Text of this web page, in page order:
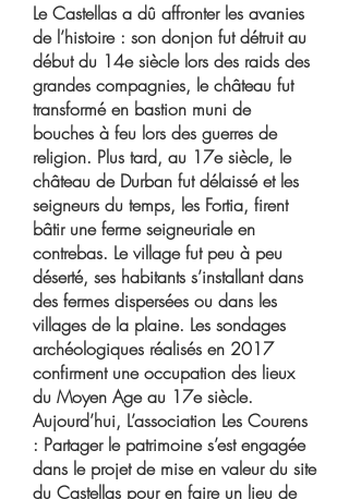
Le Castellas a dû affronter les avanies
de l’histoire : son donjon fut détruit au
début du 14e siècle lors des raids des
grandes compagnies, le château fut
transformé en bastion muni de
bouches à feu lors des guerres de
religion. Plus tard, au 17e siècle, le
château de Durban fut délaissé et les
seigneurs du temps, les Fortia, firent
bâtir une ferme seigneuriale en
contrebas. Le village fut peu à peu
déserté, ses habitants s’installant dans
des fermes dispersées ou dans les
villages de la plaine. Les sondages
archéologiques réalisés en 2017
confirment une occupation des lieux
du Moyen Age au 17e siècle.
Aujourd’hui, L’association Les Courens
: Partager le patrimoine s’est engagée
dans le projet de mise en valeur du site
du Castellas pour en faire un lieu de